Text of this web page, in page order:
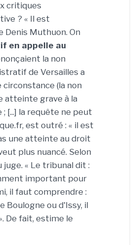
critiques
? « Il est
Denis Muthuon. On
en appelle au
la non
de Versailles a
circonstance (la non
atteinte grave à la
[...] la requête ne peut
est outré : « il est
une atteinte au droit
plus nuancé. Selon
« Le tribunal dit :
important pour
il faut comprendre :
Boulogne ou d'Issy, il
De fait, estime le